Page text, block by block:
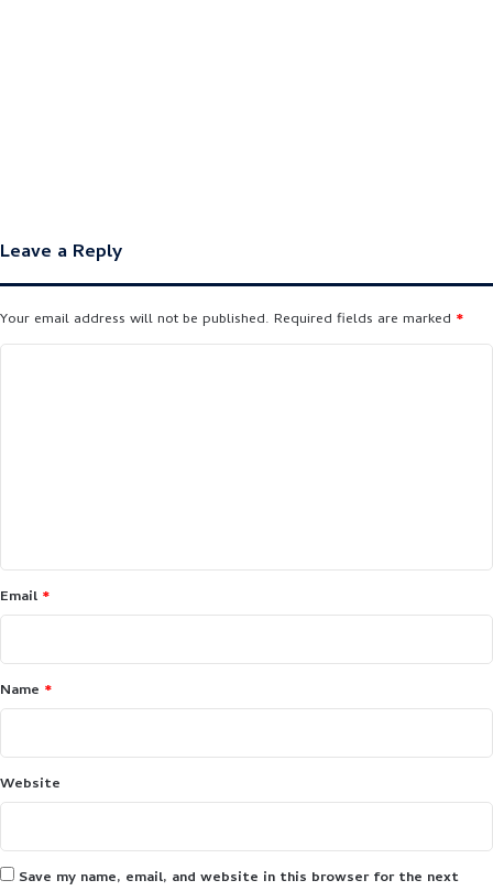
Leave a Reply
Your email address will not be published. Required fields are marked *
*
Email *
Name *
Website
Save my name, email, and website in this browser for the next